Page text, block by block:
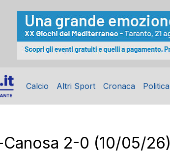
Calcio Altri Sport Cronaca Politica
2-0 (10/05/26)